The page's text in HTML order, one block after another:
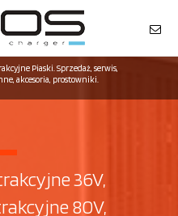
Piaski. Sprzedaż, serwis,
akcesoria, prostowniki.
36V,
80V,